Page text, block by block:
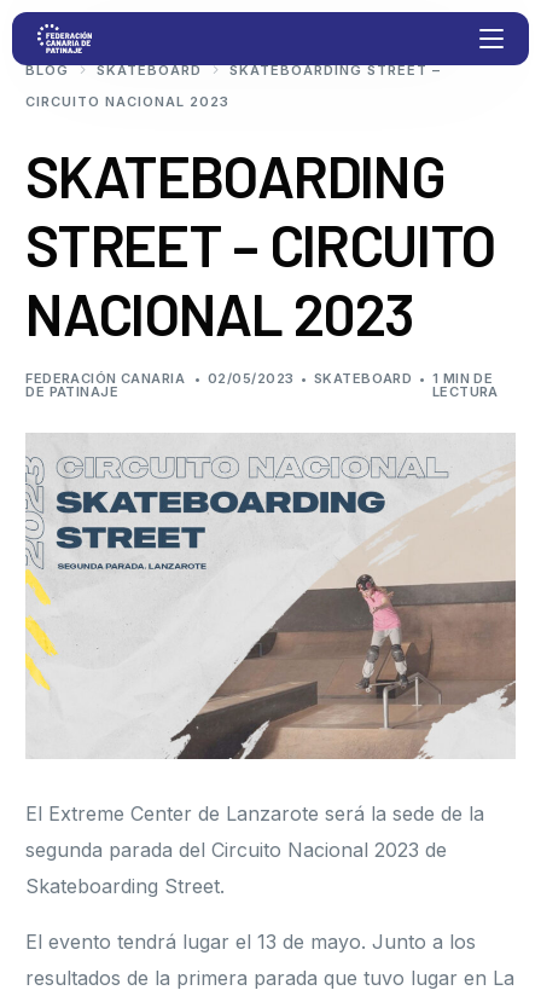
BLOG SKATEBOARD
SKATEBOARDING STREET –
CIRCUITO NACIONAL 2023
SKATEBOARDING
STREET – CIRCUITO
NACIONAL 2023
FEDERACIÓN CANARIA
DE PATINAJE
02/05/2023 SKATEBOARD 1 MIN DE
LECTURA
El Extreme Center de Lanzarote será la sede de la
segunda parada del Circuito Nacional 2023 de
Skateboarding Street.
El evento tendrá lugar el 13 de mayo. Junto a los
resultados de la primera parada que tuvo lugar en La
Proyectos
Competiciones
Clubs
Transparencia
Documentación
Blog
Formación